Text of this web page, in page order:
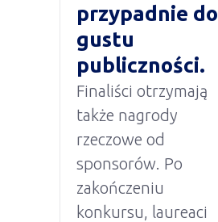
przypadnie do
gustu
publiczności.
Finaliści otrzymają
także nagrody
rzeczowe od
sponsorów. Po
zakończeniu
konkursu, laureaci